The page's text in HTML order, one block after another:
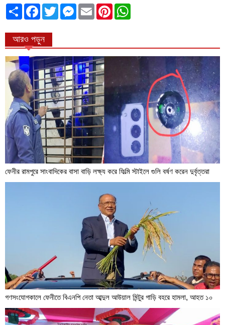
ভাগাভাগি
করুন
Facebook
TwitterMessenger
EmailPinterest
আরও পড়ুন
ফেনীর রামপুরে সাংবাদিকের বাসা বাড়ি লক্ষ্য করে ফিল্মি স্টাইলে গুলি বর্ষণ করেন দুর্বৃত্তরা
গণসংযোগকালে ফেনীতে বিএনপি নেতা আব্দুল আউয়াল মিন্টুর গাড়ি বহরে হামলা, আহত ১০